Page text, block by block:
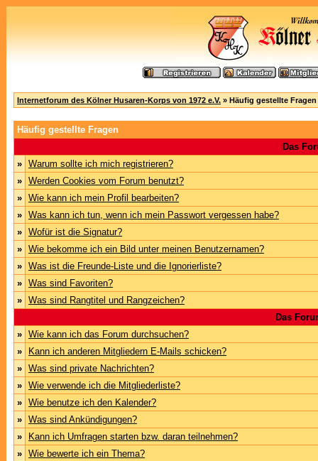
Internetforum des Kölner Husaren-Korps von 1972 e.V. » Häufig gestellte Fragen
Häufig gestellte Fragen
Das
» Warum sollte ich mich registrieren?
» Werden Cookies vom Forum benutzt?
» Wie kann ich mein Profil bearbeiten?
» Was kann ich tun, wenn ich mein Passwort vergessen habe?
» Wofür ist die Signatur?
» Wie bekomme ich ein Bild unter meinen Benutzernamen?
» Was ist die Freunde-Liste und die Ignorierliste?
» Was sind Favoriten?
» Was sind Rangtitel und Rangzeichen?
Das
» Wie kann ich das Forum durchsuchen?
»
Kann ich anderen Mitgliedern E-Mails schicken?
» Was sind private Nachrichten?
» Wie verwende ich die Mitgliederliste?
» Wie benutze ich den Kalender?
» Was sind Ankündigungen?
»
Kann ich Umfragen starten bzw. daran teilnehmen?
» Wie bewerte ich ein Thema?